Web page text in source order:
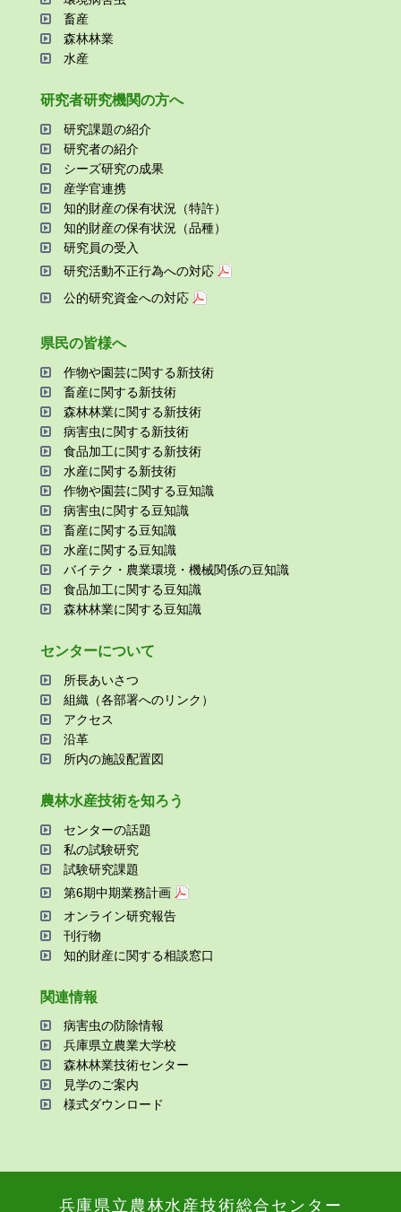
畜産
森林林業
⽔産
研究者研究機関の⽅へ
研究課題の紹介
研究者の紹介
シーズ研究の成果
産学官連携
知的財産の保有状況（特許）
知的財産の保有状況（品種）
研究員の受⼊
研究活動不正⾏為への対応
公的研究資金への対応
県⺠の皆様へ
作物や園芸に関する新技術
畜産に関する新技術
森林林業に関する新技術
病害⾍に関する新技術
⾷品加⼯に関する新技術
⽔産に関する新技術
作物や園芸に関する⾖知識
病害⾍に関する⾖知識
畜産に関する⾖知識
⽔産に関する⾖知識
バイテク・農業環境・機械関係の⾖知識
⾷品加⼯に関する⾖知識
森林林業に関する⾖知識
センターについて
所⻑あいさつ
組織（各部署へのリンク）
アクセス
沿⾰
所内の施設配置図
農林⽔産技術を知ろう
センターの話題
私の試験研究
試験研究課題
第6期中期業務計画
オンライン研究報告
刊⾏物
知的財産に関する相談窓⼝
関連情報
病害⾍の防除情報
兵庫県⽴農業⼤学校
森林林業技術センター
⾒学のご案内
様式ダウンロード
兵庫県⽴農林⽔産技術総合センター